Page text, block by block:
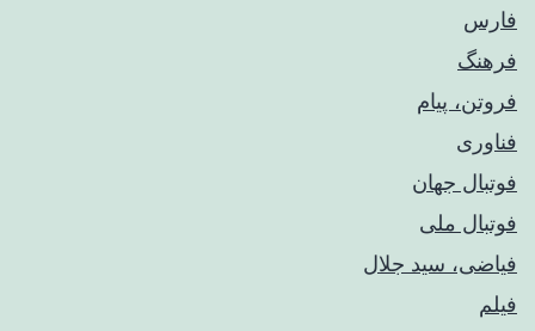
فارس
فرهنگ
فروتن، پیام
فناوری
فوتبال جهان
فوتبال ملی
فیاضی، سید جلال
فیلم